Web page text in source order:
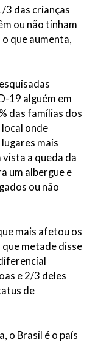
3 das crianças
ou não tinham
que aumenta,
19 alguém em
das famílias dos
onde
mais
a queda da
um albergue e
ou não
mais afetou os
metade disse
e 2/3 deles
de
o Brasil é o país